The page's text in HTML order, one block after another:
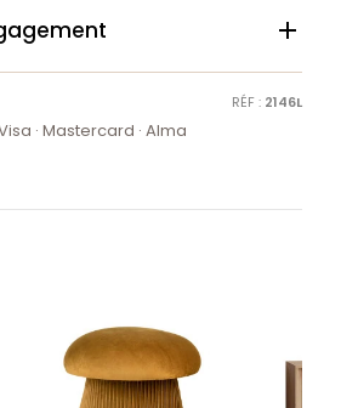

RÉF : 2146L
Visa · Mastercard · Alma